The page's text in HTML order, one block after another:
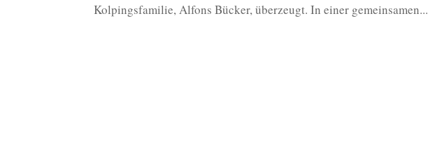
Kolpingsfamilie, Alfons Bücker, überzeugt. In einer gemeinsamen...